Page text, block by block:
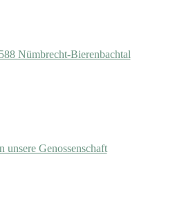
Nümbrecht-Bierenbachtal
unsere Genossenschaft